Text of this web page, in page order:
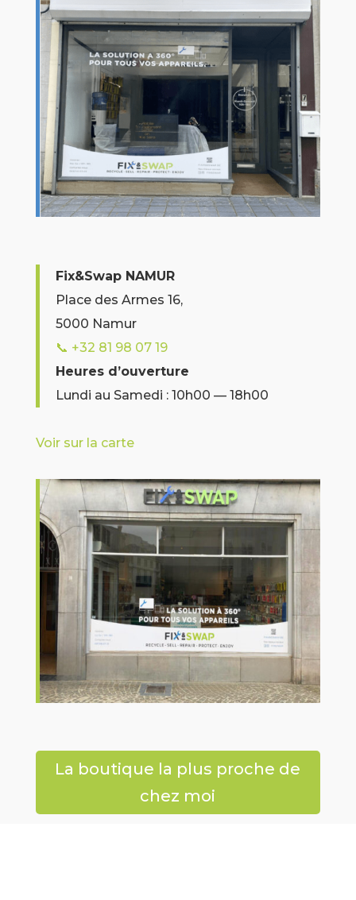
Fix&Swap NAMUR
Place des Armes 16,
5000 Namur
📞 +32 81 98 07 19
Heures d’ouverture
Lundi au Samedi : 10h00 — 18h00
Voir sur la carte
La boutique la plus proche de
chez moi